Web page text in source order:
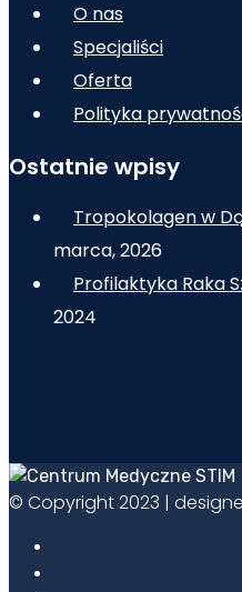
O nas
Specjaliści
Oferta
Polityka
Ostatnie wpisy
Tropokolagen w
marca, 2026
Profilaktyka Raka
2024
© Copyright 2023 |